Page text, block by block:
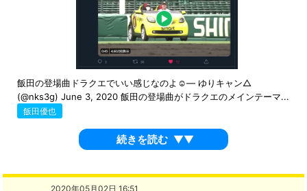
飯田の登場曲ドラクエでいい感じなのよ☺️— ゆりキャン△
(@nks3g) June 3, 2020 飯田の登場曲がドラクエのメインテーマ...
飯田優也
続きを読む ▼▼
2020年05月02日 16:51